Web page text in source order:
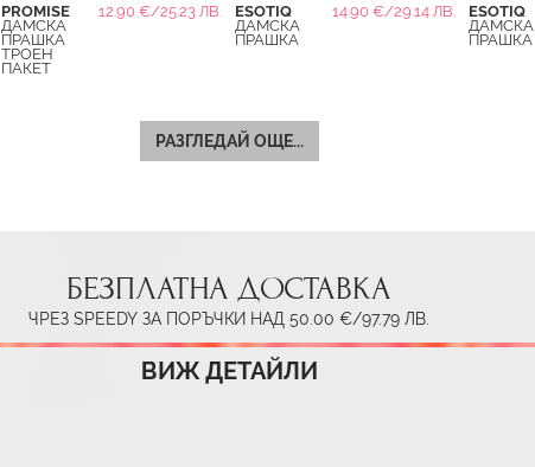
PROMISE
12.90 €/25.23 ЛВ.
ДАМСКА
ПРАШКА
ТРОЕН
ПАКЕТ
ESOTIQ
14.90 €/29.14 ЛВ.
ДАМСКА
ПРАШКА
ESOTIQ
ДАМСКА
ПРАШКА
РАЗГЛЕДАЙ ОЩЕ...
БЕЗПЛАТНА ДОСТАВКА
ЧРЕЗ SPEEDY ЗА ПОРЪЧКИ НАД 50.00 €/97.79 ЛВ.
ВИЖ ДЕТАЙЛИ